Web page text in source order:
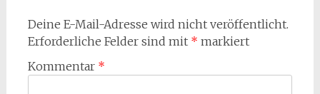
Deine E-Mail-Adresse wird nicht veröffentlicht.
Erforderliche Felder sind mit * markiert
Kommentar *